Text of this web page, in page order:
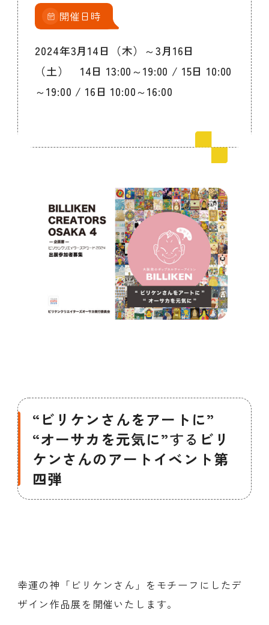
メンバーシップ
メンバーシップ一覧
メンバーシップの声
メルマガ登録デザイン団体・機関一覧
関西デザイン学校一覧プライバシーポリシー
デザイン相談
お問い合わせ
見学申込
ブランディングのご相談
ビジネスマッチングはこちら
サービス
サイトへ
開催日時
2024年3月14日（木）～3月16日
（土） 14日 13:00～19:00 / 15日 10:00
～19:00 / 16日 10:00～16:00
“ビリケンさんをアートに”
“オーサカを元気に”する ビリ
ケンさんのアートイベント第
四弾
幸運の神「ビリケンさん」をモチーフにしたデ
ザイン作品展を開催いたします。